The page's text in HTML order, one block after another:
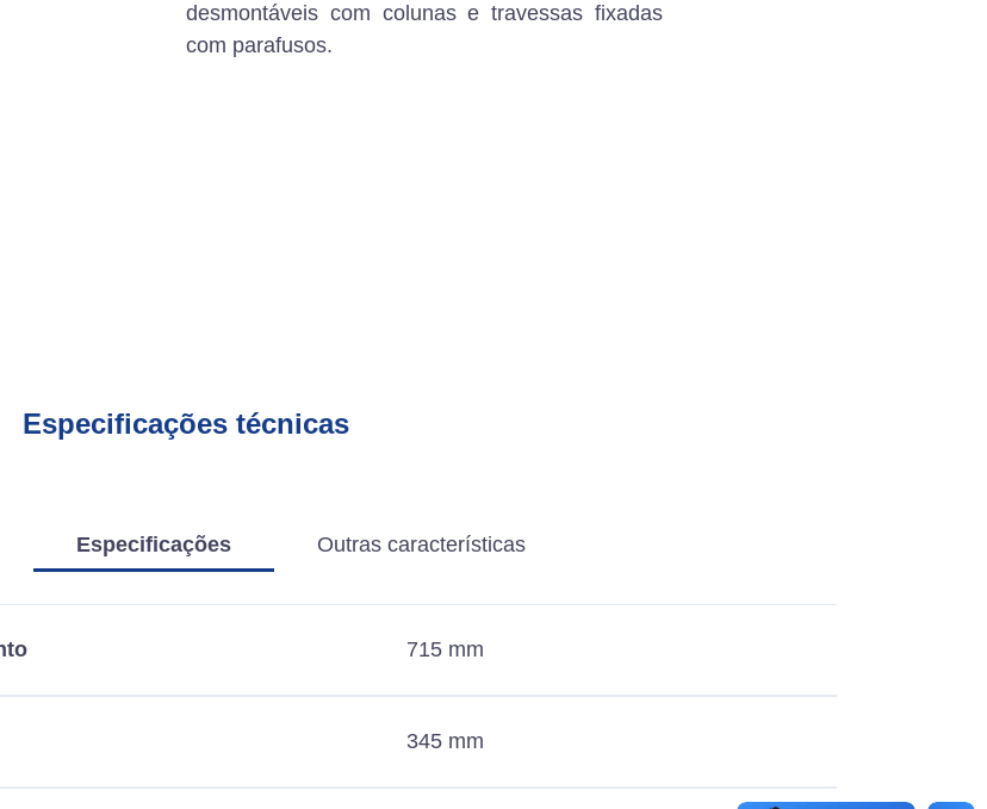
desmontáveis com colunas e travessas fixadas
com parafusos.
Especificações técnicas
Especificações Outras características
715 mm
345 mm